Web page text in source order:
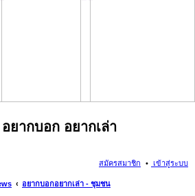
ยากบอก อยากเล่า
เข้าสู่ระบบ
สมัครสมาชิก
อยากบอกอยากเล่า - ชุมชน